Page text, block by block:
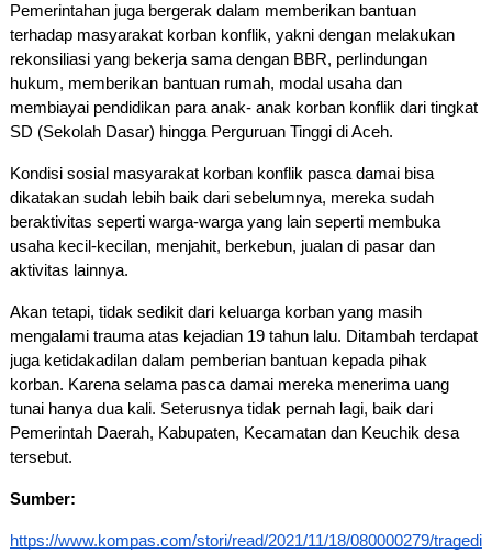
Pemerintahan juga bergerak dalam memberikan bantuan
terhadap masyarakat korban konflik, yakni dengan melakukan
rekonsiliasi yang bekerja sama dengan BBR, perlindungan
hukum, memberikan bantuan rumah, modal usaha dan
membiayai pendidikan para anak- anak korban konflik dari tingkat
SD (Sekolah Dasar) hingga Perguruan Tinggi di Aceh.
Kondisi sosial masyarakat korban konflik pasca damai bisa
dikatakan sudah lebih baik dari sebelumnya, mereka sudah
beraktivitas seperti warga-warga yang lain seperti membuka
usaha kecil-kecilan, menjahit, berkebun, jualan di pasar dan
aktivitas lainnya.
Akan tetapi, tidak sedikit dari keluarga korban yang masih
mengalami trauma atas kejadian 19 tahun lalu. Ditambah terdapat
juga ketidakadilan dalam pemberian bantuan kepada pihak
korban. Karena selama pasca damai mereka menerima uang
tunai hanya dua kali. Seterusnya tidak pernah lagi, baik dari
Pemerintah Daerah, Kabupaten, Kecamatan dan Keuchik desa
tersebut.
Sumber:
https://www.kompas.com/stori/read/2021/11/18/080000279/tragedi